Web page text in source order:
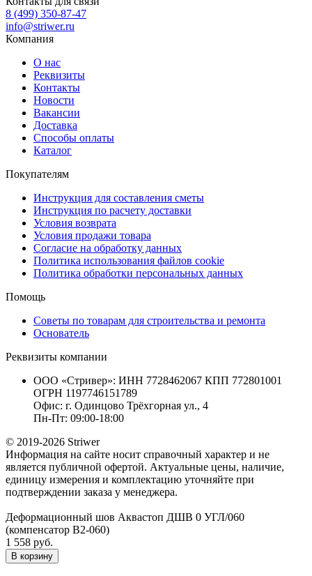
8 (499) 350-87-47
info@striwer.ru
Компания
О нас
Реквизиты
Контакты
Новости
Вакансии
Доставка
Способы оплаты
Каталог
Покупателям
Инструкция для составления сметы
Инструкция по расчету доставки
Условия возврата
Условия продажи товара
Согласие на обработку данных
Политика использования файлов cookie
Политика обработки персональных данных
Помощь
Советы по товарам для строительства и ремонта
Основатель
Реквизиты компании
ООО «Стривер»: ИНН 7728462067 КПП 772801001
ОГРН 1197746151789
Офис: г. Одинцово Трёхгорная ул., 4
Пн-Пт: 09:00-18:00
© 2019-2026 Striwer
Информация на сайте носит справочный характер и не
является публичной офертой. Актуальные цены, наличие,
единицу измерения и комплектацию уточняйте при
подтверждении заказа у менеджера.
Деформационный шов Аквастоп ДШВ 0 УГЛ/060
(компенсатор В2-060)
1 558 руб.
В корзину